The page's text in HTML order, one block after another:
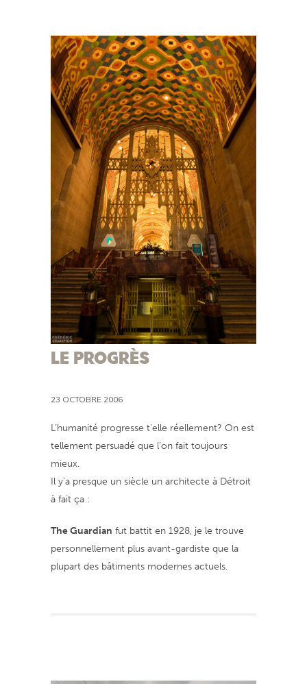
LE PROGRÈS
23 OCTOBRE 2006
L’humanité progresse t’elle réellement? On est
tellement persuadé que l’on fait toujours
mieux.
Il y’a presque un siècle un architecte à Détroit
à fait ça :
The Guardian fut battit en 1928, je le trouve
personnellement plus avant-gardiste que la
plupart des bâtiments modernes actuels.